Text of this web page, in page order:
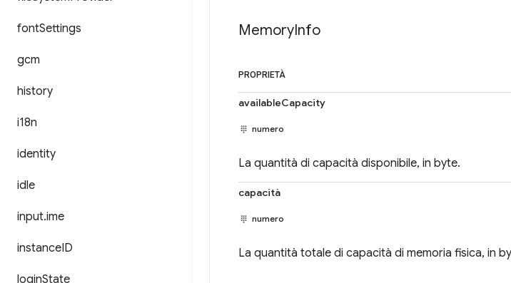
fontSettings
gcm
history
i18n
identity
idle
input.ime
instanceID
loginState
MemoryInfo
PROPRIETÀ
availableCapacity
numero
La quantità di capacità disponibile, in byte.
capacità
numero
La quantità totale di capacità di memoria fisica, in